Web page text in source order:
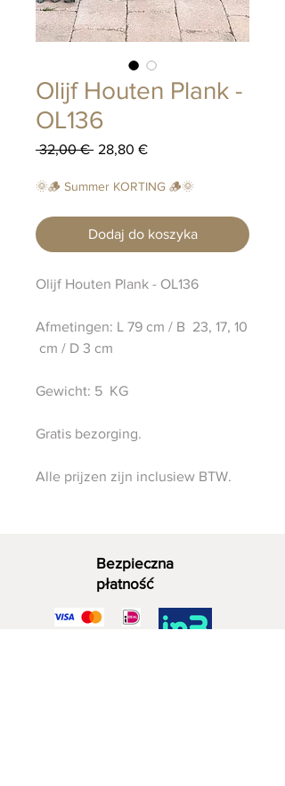
Olijf Houten Plank -
OL136
32,00 € Regularna
28,80 €Cena
🌞🪵 Summer KORTING 🪵🌞
Dodaj do koszyka
Olijf Houten Plank - OL136
Afmetingen: L 79 cm / B 23, 17, 10
cm / D 3 cm
Gewicht: 5 KG
Gratis bezorging.
Alle prijzen zijn inclusiew BTW.
Bezpieczna
płatność